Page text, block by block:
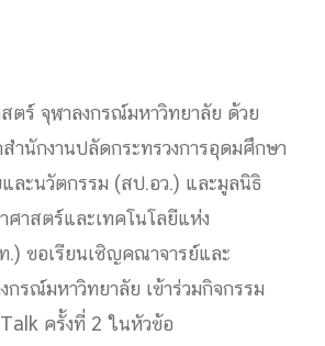
ตร์ จุฬาลงกรณ์มหาวิทยาลัย ด้วย
ำนักงานปลัดกระทรวงการอุดมศึกษา
ละนวัตกรรม (สป.อว.) และมูลนิธิ
าสตร์และเทคโนโลยีแห่ง
.) ขอเรียนเชิญคณาจารย์และ
รณ์มหาวิทยาลัย เข้าร่วมกิจกรรม
ครั้งที่ 2 ในหัวข้อ